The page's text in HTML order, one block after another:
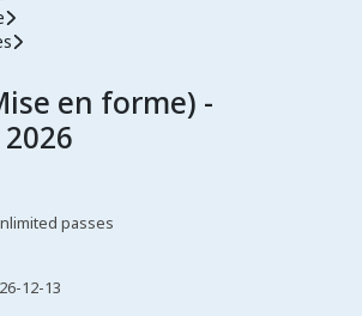
en forme) -
passes
12-13